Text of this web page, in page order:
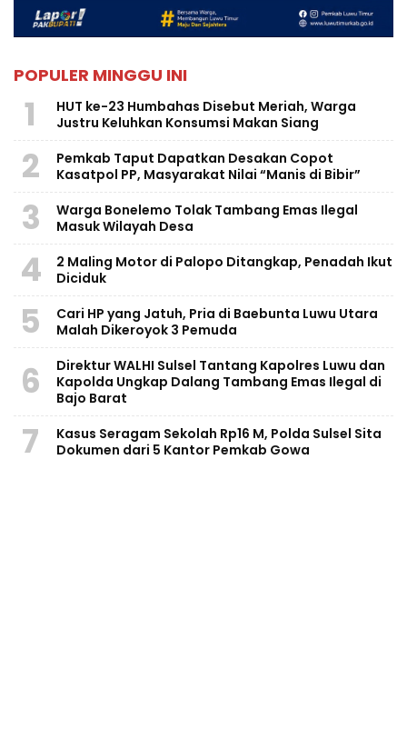
POPULER MINGGU INI
1
HUT ke-23 Humbahas Disebut Meriah, Warga
Justru Keluhkan Konsumsi Makan Siang
2
Pemkab Taput Dapatkan Desakan Copot
Kasatpol PP, Masyarakat Nilai “Manis di Bibir”
3
Warga Bonelemo Tolak Tambang Emas Ilegal
Masuk Wilayah Desa
4
2 Maling Motor di Palopo Ditangkap, Penadah Ikut
Diciduk
5
Cari HP yang Jatuh, Pria di Baebunta Luwu Utara
Malah Dikeroyok 3 Pemuda
6
Direktur WALHI Sulsel Tantang Kapolres Luwu dan
Kapolda Ungkap Dalang Tambang Emas Ilegal di
Bajo Barat
7
Kasus Seragam Sekolah Rp16 M, Polda Sulsel Sita
Dokumen dari 5 Kantor Pemkab Gowa